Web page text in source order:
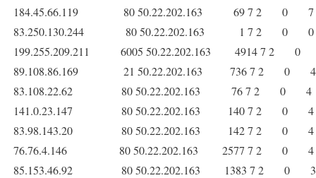
184.45.66.119 80 50.22.202.163 69 7 2
83.250.130.244 80 50.22.202.163 1 7 2
199.255.209.211 6005 50.22.202.163 4914 7
89.108.86.169 21 50.22.202.163 736 7 2
83.108.22.62 80 50.22.202.163 76 7 2
141.0.23.147 80 50.22.202.163 140 7 2
83.98.143.20 80 50.22.202.163 142 7 2
76.76.4.146 80 50.22.202.163 2577 7 2
85.153.46.92 80 50.22.202.163 1383 7 2